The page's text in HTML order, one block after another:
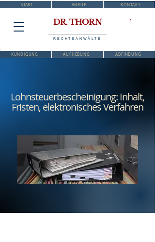
START ANRUF KONTAKT
DR. THORN
RECHTSANWÄLTE
KÜNDIGUNG AUFHEBUNG ABFINDUNG
Lohnsteuerbescheinigung: Inhalt,
Fristen, elektronisches Verfahren